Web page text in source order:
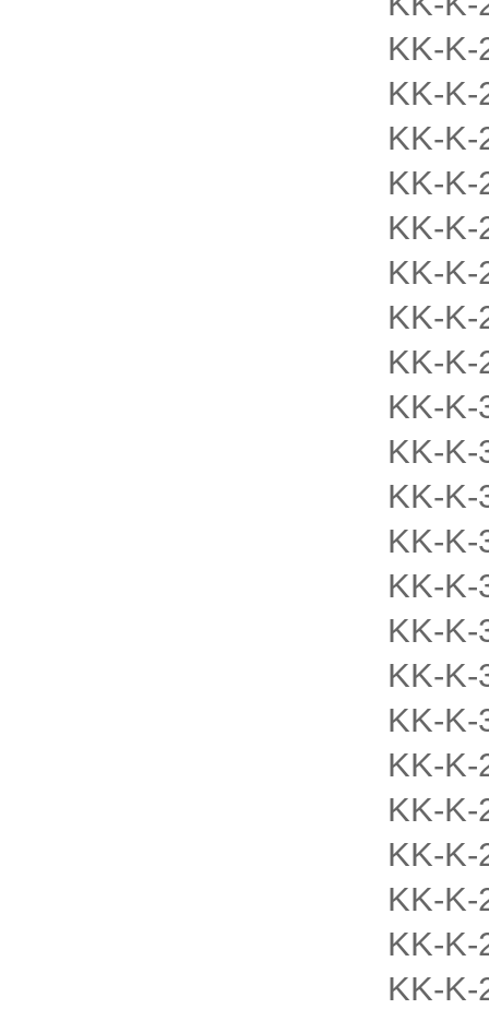
KK-K-
KK-K-
KK-K-
KK-K-
KK-K-
KK-K-
KK-K-
KK-K-
KK-K-
KK-K-
KK-K-
KK-K-
KK-K-
KK-K-
KK-K-
KK-K-
KK-K-
KK-K-
KK-K-
KK-K-
KK-K-
KK-K-